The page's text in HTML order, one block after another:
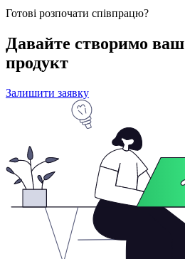
Готові розпочати співпрацю?
Давайте створимо ваш
продукт
Залишити заявку